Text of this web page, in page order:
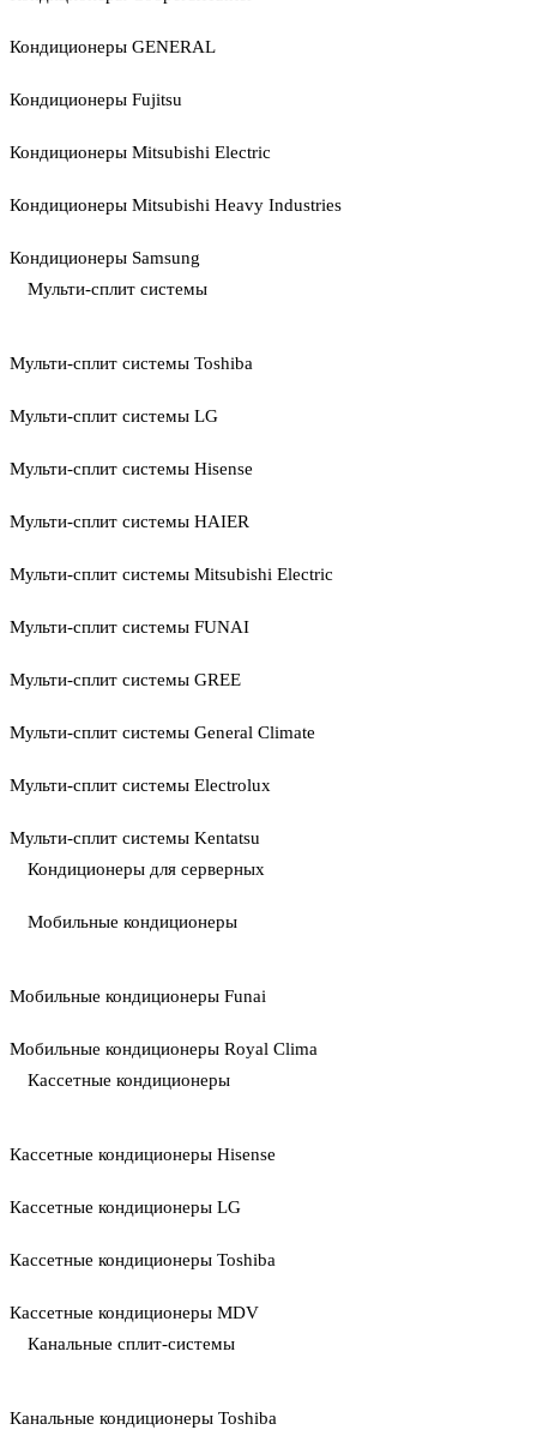
Кондиционеры GENERAL
Кондиционеры Fujitsu
Кондиционеры Mitsubishi Electric
Кондиционеры Mitsubishi Heavy Industries
Кондиционеры Samsung
Мульти-сплит системы
Мульти-сплит системы Toshiba
Мульти-сплит системы LG
Мульти-сплит системы Hisense
Мульти-сплит системы HAIER
Мульти-сплит системы Mitsubishi Electric
Мульти-сплит системы FUNAI
Мульти-сплит системы GREE
Мульти-сплит системы General Climate
Мульти-сплит системы Electrolux
Мульти-сплит системы Kentatsu
Кондиционеры для серверных
Мобильные кондиционеры
Мобильные кондиционеры Funai
Мобильные кондиционеры Royal Clima
Кассетные кондиционеры
Кассетные кондиционеры Hisense
Кассетные кондиционеры LG
Кассетные кондиционеры Toshiba
Кассетные кондиционеры MDV
Канальные сплит-системы
Канальные кондиционеры Toshiba